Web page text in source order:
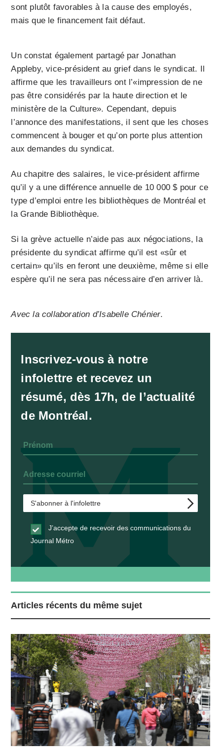
sont plutôt favorables à la cause des employés,
mais que le financement fait défaut.
Un constat également partagé par Jonathan
Appleby, vice-président au grief dans le syndicat. Il
affirme que les travailleurs ont l’«impression de ne
pas être considérés par la haute direction et le
ministère de la Culture». Cependant, depuis
l’annonce des manifestations, il sent que les choses
commencent à bouger et qu’on porte plus attention
aux demandes du syndicat.
Au chapitre des salaires, le vice-président affirme
qu’il y a une différence annuelle de 10 000 $ pour ce
type d’emploi entre les bibliothèques de Montréal et
la Grande Bibliothèque.
Si la grève actuelle n’aide pas aux négociations, la
présidente du syndicat affirme qu’il est «sûr et
certain» qu’ils en feront une deuxième, même si elle
espère qu’il ne sera pas nécessaire d’en arriver là.
Avec la collaboration d’Isabelle Chénier.
Inscrivez-vous à notre
infolettre et recevez un
résumé, dès 17h, de l’actualité
de Montréal.
J’accepte de recevoir des communications du
Journal Métro
Articles récents du même sujet